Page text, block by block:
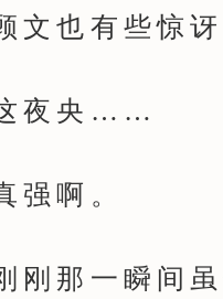
也有些惊讶
央……
啊。
那一瞬间虽